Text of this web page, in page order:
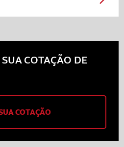
SUACOTAÇÃO DE
COTAÇÃO